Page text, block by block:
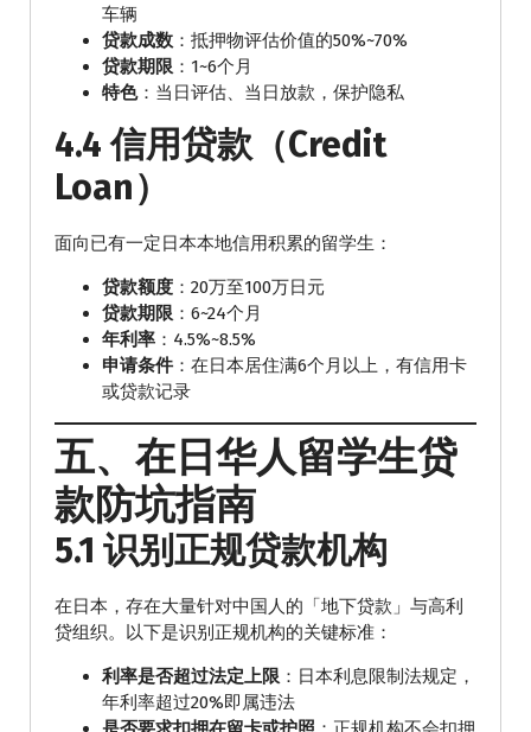
车辆
贷款成数 ：抵押物评估价值的50%~70%
贷款期限 ：1~6个月
特色：当日评估、当日放款，保护隐私
4.4 信用贷款（Credit
Loan）
面向已有一定日本本地信用积累的留学生：
贷款额度 ：20万至100万日元
贷款期限 ：6~24个月
年利率 ：4.5%~8.5%
申请条件：在日本居住满6个月以上，有信用卡
或贷款记录
五、在日华人留学生贷
款防坑指南
5.1 识别正规贷款机构
在日本，存在大量针对中国人的「地下贷款」与高利
贷组织。以下是识别正规机构的关键标准：
利率是否超过法定上限 ：日本利息限制法规定，
年利率超过20%即属违法